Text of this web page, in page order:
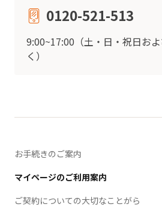
0120-521-513
9:00~17:00（土・日・祝日お
く）
お手続きのご案内
マイページのご利用案内
ご契約についての大切なことがら